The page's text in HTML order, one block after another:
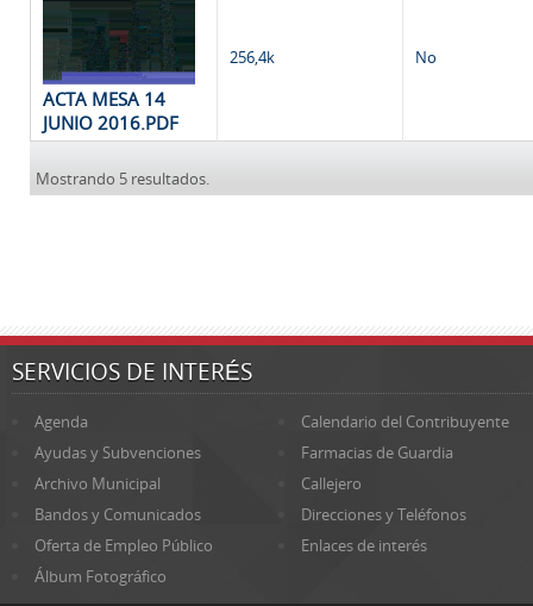
ACTA MESA 14
JUNIO 2016.PDF
256,4k No
Mostrando 5 resultados.
SERVICIOS DE INTERÉS
Agenda
Calendario del Contribuyente
Ayudas y Subvenciones
Farmacias de Guardia
Archivo Municipal
Callejero
Bandos y Comunicados
Direcciones y Teléfonos
Oferta de Empleo Público
Enlaces de interés
Álbum Fotográfico